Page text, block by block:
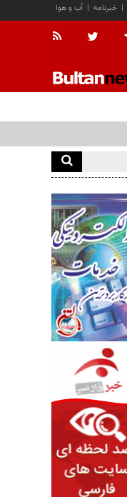
آب و هوا | خبرنامه |